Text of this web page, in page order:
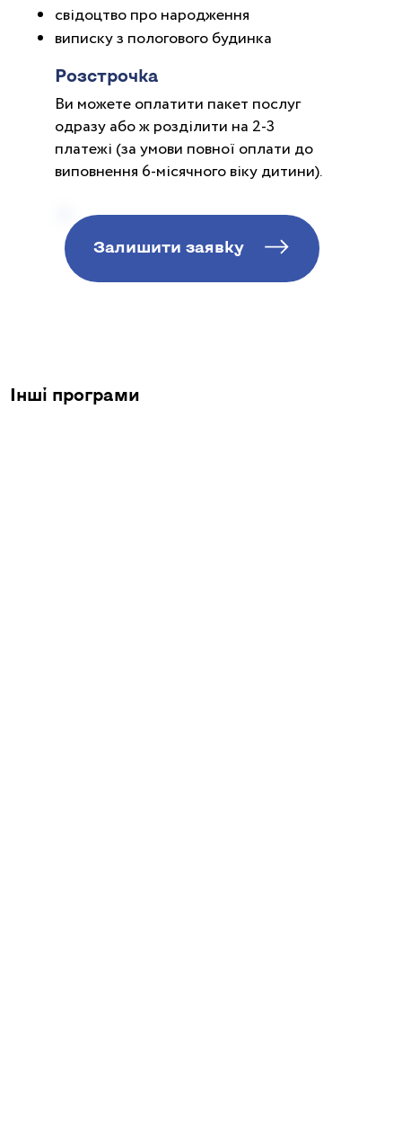
свідоцтво про народження
виписку з пологового будинка
Розстрочка
Ви можете оплатити пакет послуг
одразу або ж розділити на 2-3
платежі (за умови повної оплати до
виповнення 6-місячного віку дитини).
Залишити заявку
Інші програми